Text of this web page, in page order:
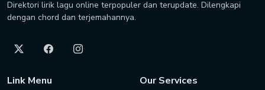
Direktori lirik lagu online terpopuler dan terupdate. Dilengkapi
dengan chord dan terjemahannya.
Link Menu Our Services